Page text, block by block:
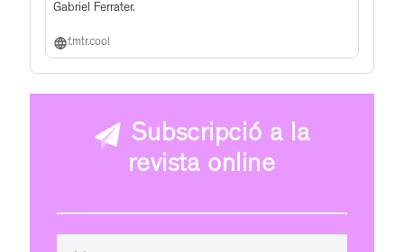
Gabriel Ferrater.
f.mtr.cool
Subscripció a la
revista online